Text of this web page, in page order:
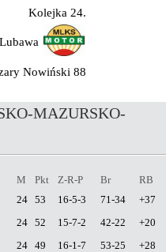
Kolejka 24.
Nowiński 88
MAZURSKO-
M Pkt Z-R-P Br
RB
24 53 16-5-3 71-34
+37
24 52 15-7-2 42-22
+20
24 49 16-1-7 53-25
+28